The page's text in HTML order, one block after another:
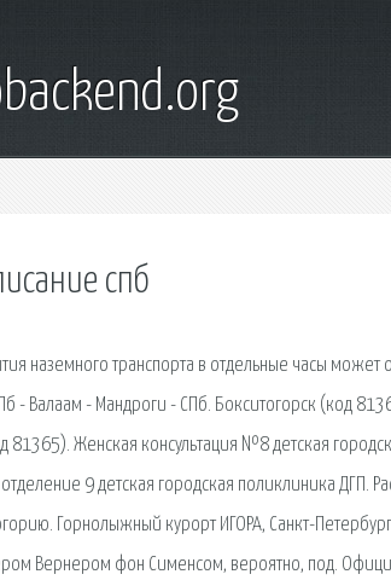
спб
наземного транспорта в отдельные часы может
- Валаам - Мандроги - СПб. Бокситогорск (код
Женская консультация №8 детская
9 детская городская поликлиника ДГП.
Горнолыжный курорт ИГОРА, Санкт-
Вернером фон Сименсом, вероятно, под.